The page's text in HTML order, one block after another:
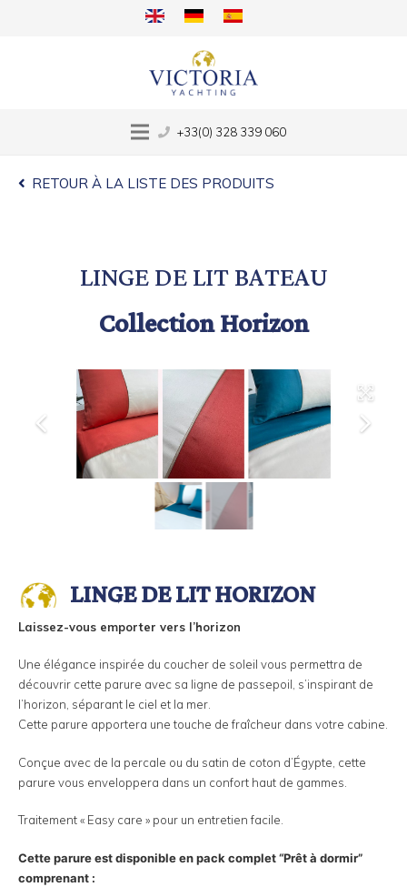
+33(0) 328 339 060
RETOUR À LA LISTE DES PRODUITS
LINGE DE LIT BATEAU
Collection Horizon
LINGE DE LIT HORIZON
Laissez-vous emporter vers l’horizon
Une élégance inspirée du coucher de soleil vous permettra de
découvrir cette parure avec sa ligne de passepoil, s’inspirant de
l’horizon, séparant le ciel et la mer.
Cette parure apportera une touche de fraîcheur dans votre cabine.
Conçue avec de la percale ou du satin de coton d’Égypte, cette
parure vous enveloppera dans un confort haut de gammes.
Traitement « Easy care » pour un entretien facile.
Cette parure est disponible en pack complet “Prêt à dormir”
comprenant :